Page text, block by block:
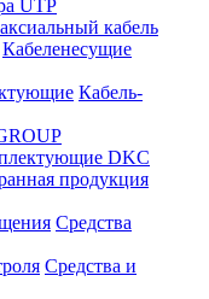
UTP
кабель
Кабеленесущие
Кабель-
DKC
продукция
Средства
Средства и